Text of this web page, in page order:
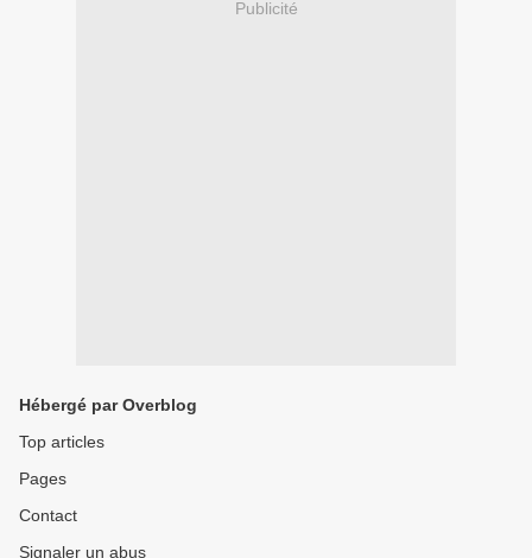
Publicité
Hébergé par Overblog
Top articles
Pages
Contact
Signaler un abus